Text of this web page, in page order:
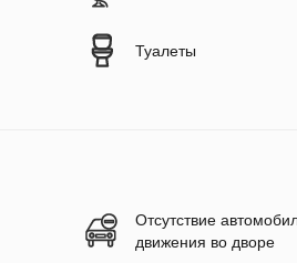
Туалеты
Отсутствие
движения во дворе